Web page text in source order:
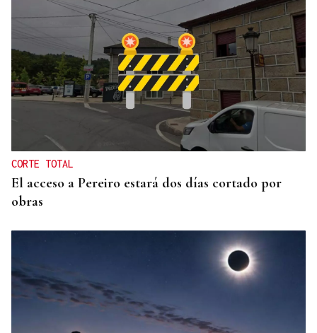
INVESTIGACIÓN
Una nueva tecnología utiliza la IA para optimizar
cultivos
CORTE TOTAL
El acceso a Pereiro estará dos días cortado por
obras